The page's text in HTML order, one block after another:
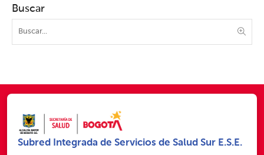
Buscar
Subred Integrada de Servicios de Salud Sur E.S.E.